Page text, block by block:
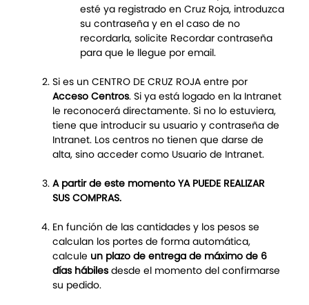
esté ya registrado en Cruz Roja, introduzca
su contraseña y en el caso de no
recordarla, solicite Recordar contraseña
para que le llegue por email.
Si es un CENTRO DE CRUZ ROJA entre por
Acceso Centros. Si ya está logado en la Intranet
le reconocerá directamente. Si no lo estuviera,
tiene que introducir su usuario y contraseña de
Intranet. Los centros no tienen que darse de
alta, sino acceder como Usuario de Intranet.
A partir de este momento YA PUEDE REALIZAR
SUS COMPRAS.
En función de las cantidades y los pesos se
calculan los portes de forma automática,
calcule un plazo de entrega de máximo de 6
días hábilesdesde el momento del confirmarse
su pedido.